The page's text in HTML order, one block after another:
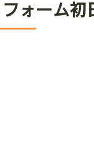
ォーム初